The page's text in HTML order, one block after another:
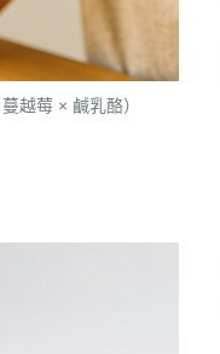
越莓 × 鹹乳酪）